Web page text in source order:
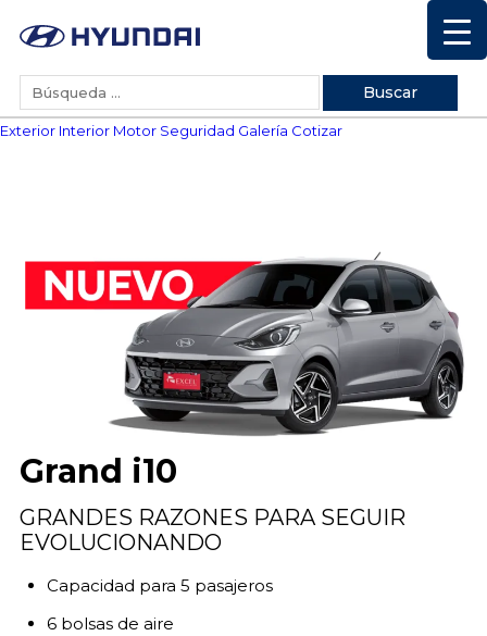
Exterior Interior Motor Seguridad Galería Cotizar
Grand i10
GRANDES RAZONES PARA SEGUIR
EVOLUCIONANDO
Capacidad para 5 pasajeros
6 bolsas de aire